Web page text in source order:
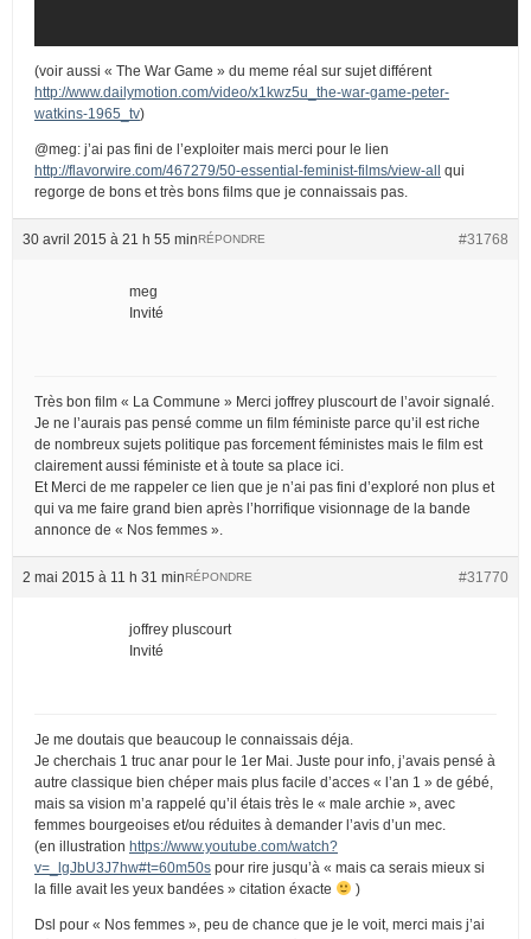
(voir aussi « The War Game » du meme réal sur sujet différent
http://www.dailymotion.com/video/x1kwz5u_the-war-game-peter-
watkins-1965_tv)
@meg: j’ai pas fini de l’exploiter mais merci pour le lien
http://flavorwire.com/467279/50-essential-feminist-films/view-all qui
regorge de bons et très bons films que je connaissais pas.
30 avril 2015 à 21 h 55 min #31768
RÉPONDRE
meg
Invité
Très bon film « La Commune » Merci joffrey pluscourt de l’avoir signalé.
Je ne l’aurais pas pensé comme un film féministe parce qu’il est riche
de nombreux sujets politique pas forcement féministes mais le film est
clairement aussi féministe et à toute sa place ici.
Et Merci de me rappeler ce lien que je n’ai pas fini d’exploré non plus et
qui va me faire grand bien après l’horrifique visionnage de la bande
annonce de « Nos femmes ».
2 mai 2015 à 11 h 31 min #31770
RÉPONDRE
joffrey pluscourt
Invité
Je me doutais que beaucoup le connaissais déja.
Je cherchais 1 truc anar pour le 1er Mai. Juste pour info, j’avais pensé à
autre classique bien chéper mais plus facile d’acces « l’an 1 » de gébé,
mais sa vision m’a rappelé qu’il étais très le « male archie », avec
femmes bourgeoises et/ou réduites à demander l’avis d’un mec.
(en illustration https://www.youtube.com/watch?
v=_lgJbU3J7hw#t=60m50s pour rire jusqu’à « mais ca serais mieux si
la fille avait les yeux bandées » citation éxacte
)
Dsl pour « Nos femmes », peu de chance que je le voit, merci mais j’ai